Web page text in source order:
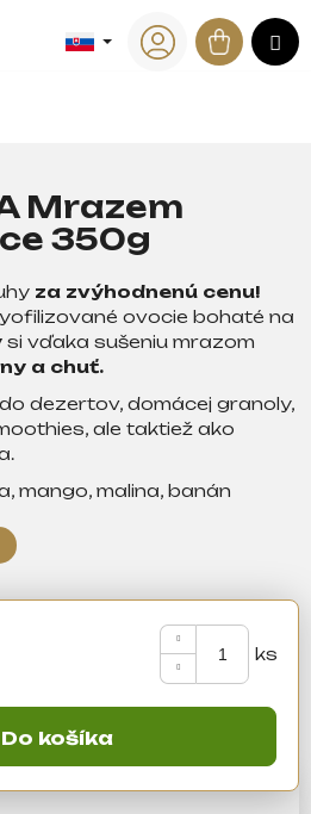
Prihlásenie
Mrazem
350g
za zvýhodnenú cenu!
ovocie bohaté na
si vďaka sušeniu mrazom
a chuť.
dezertov, domácej granoly,
ale taktiež ako
mango, malina, banán
Do košíka